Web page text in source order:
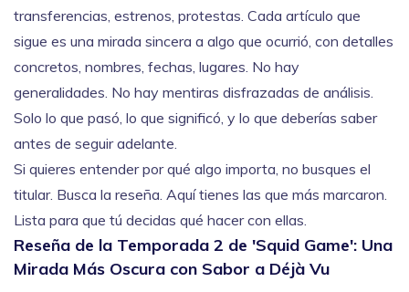
transferencias, estrenos, protestas. Cada artículo que
sigue es una mirada sincera a algo que ocurrió, con detalles
concretos, nombres, fechas, lugares. No hay
generalidades. No hay mentiras disfrazadas de análisis.
Solo lo que pasó, lo que significó, y lo que deberías saber
antes de seguir adelante.
Si quieres entender por qué algo importa, no busques el
titular. Busca la reseña. Aquí tienes las que más marcaron.
Lista para que tú decidas qué hacer con ellas.
Reseña de la Temporada 2 de 'Squid Game': Una
Mirada Más Oscura con Sabor a Déjà Vu